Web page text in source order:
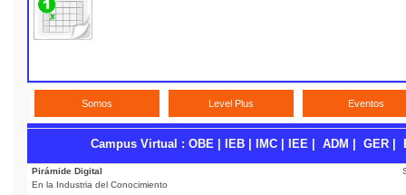
Somos Level Plus Eventos
Campus Virtual : OBE | IEB | IMC | IEE | ADM | GER |
Pirámide Digital
En la Industria del Conocimiento